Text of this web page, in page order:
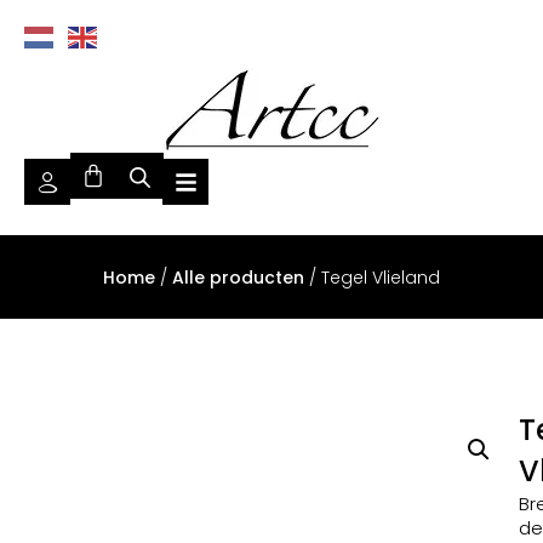
Home / Alle producten / Tegel Vlieland
de